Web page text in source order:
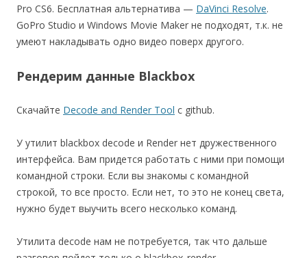
Pro CS6. Бесплатная альтернатива — DaVinci Resolve.
GoPro Studio и Windows Movie Maker не подходят, т.к. не
умеют накладывать одно видео поверх другого.
Рендерим данные Blackbox
Скачайте Decode and Render Tool с github.
У утилит blackbox decode и Render нет дружественного
интерфейса. Вам придется работать с ними при помощи
командной строки. Если вы знакомы с командной
строкой, то все просто. Если нет, то это не конец света,
нужно будет выучить всего несколько команд.
Утилита decode нам не потребуется, так что дальше